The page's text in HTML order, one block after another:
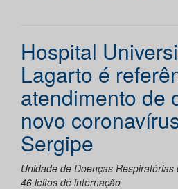
Hospital
Lagarto é
atendimento de
novo
Sergipe
Unidade de Doenças Respiratórias
46 leitos de internação